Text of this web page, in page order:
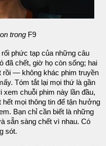
trong F9
phức tạp của những câu
đã chết, giờ họ còn sống; hai
— không khác phim truyền
Tóm tắt lại mọi thứ là gần
chuỗi phim này lần đầu,
mọi thông tin để tận hưởng
Bạn chỉ cần biết là những
sẵn sàng chết vì nhau. Có
sót.